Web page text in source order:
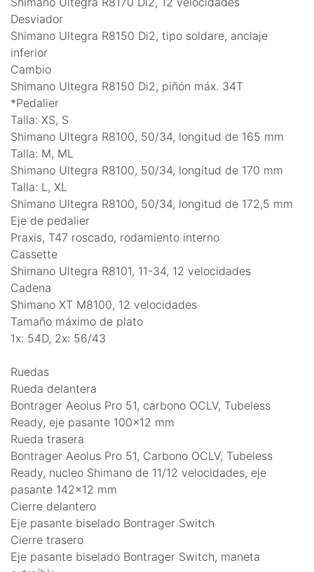
Desviador
Shimano Ultegra R8150 Di2, tipo soldare, anclaje
inferior
Cambio
Shimano Ultegra R8150 Di2, piñón máx. 34T
*Pedalier
Talla: XS, S
Shimano Ultegra R8100, 50/34, longitud de 165 mm
Talla: M, ML
Shimano Ultegra R8100, 50/34, longitud de 170 mm
Talla: L, XL
Shimano Ultegra R8100, 50/34, longitud de 172,5 mm
Eje de pedalier
Praxis, T47 roscado, rodamiento interno
Cassette
Shimano Ultegra R8101, 11-34, 12 velocidades
Cadena
Shimano XT M8100, 12 velocidades
Tamaño máximo de plato
1x: 54D, 2x: 56/43
Ruedas
Rueda delantera
Bontrager Aeolus Pro 51, carbono OCLV, Tubeless
Ready, eje pasante 100x12 mm
Rueda trasera
Bontrager Aeolus Pro 51, Carbono OCLV, Tubeless
Ready, nucleo Shimano de 11/12 velocidades, eje
pasante 142x12 mm
Cierre delantero
Eje pasante biselado Bontrager Switch
Cierre trasero
Eje pasante biselado Bontrager Switch, maneta